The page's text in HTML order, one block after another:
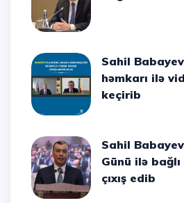
Sahil Babayev rumnyalı
həmkarı ilə
keçirib
Sahil Babayev Sahibkarlar
Günü ilə
çıxış edib